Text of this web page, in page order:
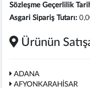
Sözleşme Geçerlilik
Asgari Sipariş Tutarı:
Ürünün
ADANA
AFYONKARAHİSAR